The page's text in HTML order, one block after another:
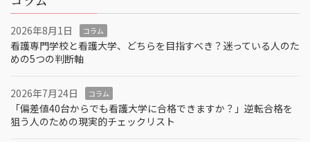
2026年8月1日 コラム
看護専門学校と看護大学、どちらを目指すべき？迷っている人のた
めの5つの判断軸
2026年7月24日 コラム
「偏差値40台からでも看護大学に合格できますか？」逆転合格を
狙う人のための現実的チェックリスト